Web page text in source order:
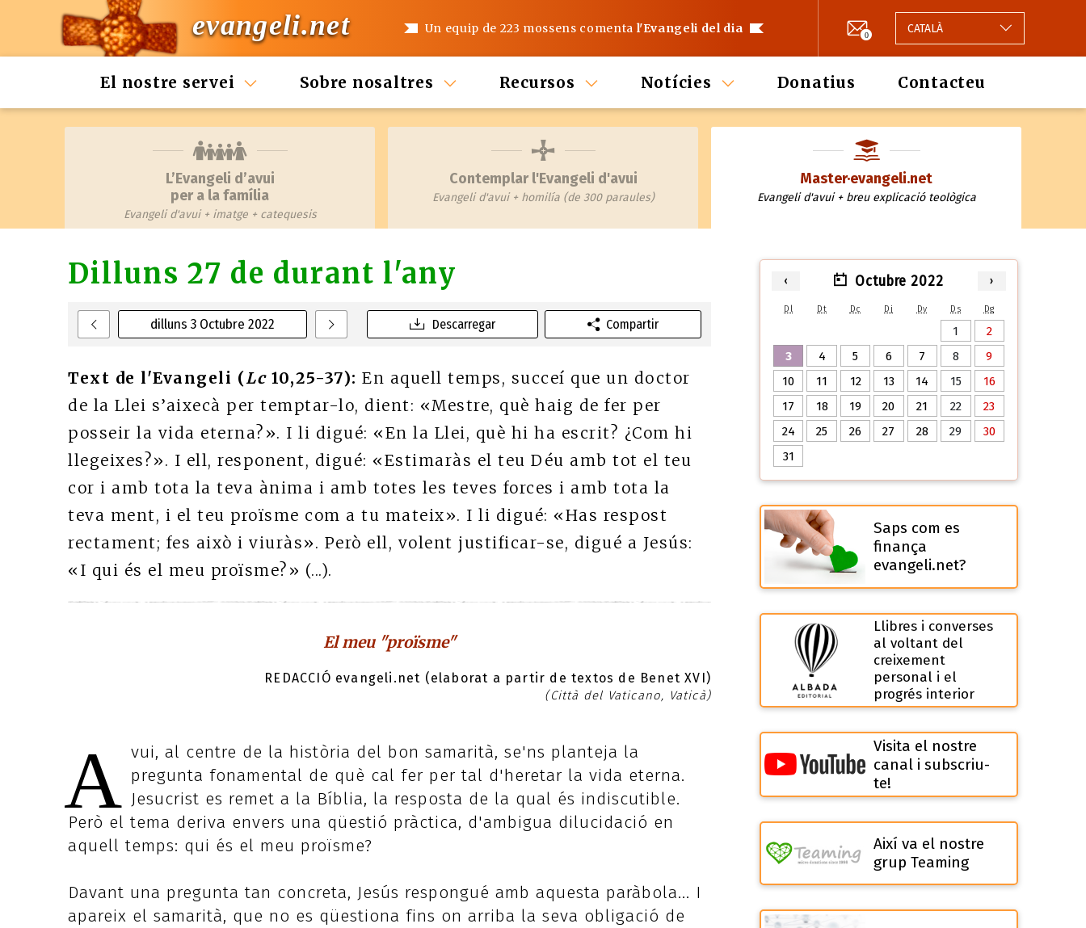
evangeli.net Un equip de 223 mossens comenta l'Evangeli del dia 0 CATALÀ
El nostre servei Sobre nosaltres Recursos Notícies Donatius Contacteu
L’Evangeli d’avui
per a la família
Evangeli d'avui + imatge + catequesis
Contemplar l'Evangeli d'avui
Evangeli d'avui + homilía (de 300 paraules)
Master·evangeli.net
Evangeli d'avui + breu explicació teològica
dilluns 3 Octubre 2022
Dilluns 27 de durant l'any
Descarregar Compartir
Text de l'Evangeli (Lc10,25-37): En aquell temps, succeí que un doctor
de la Llei s’aixecà per temptar-lo, dient: «Mestre, què haig de fer per
posseir la vida eterna?». I li digué: «En la Llei, què hi ha escrit? ¿Com hi
llegeixes?». I ell, responent, digué: «Estimaràs el teu Déu amb tot el teu
cor i amb tota la teva ànima i amb totes les teves forces i amb tota la
teva ment, i el teu proïsme com a tu mateix». I li digué: «Has respost
rectament; fes això i viuràs». Però ell, volent justificar-se, digué a Jesús:
«I qui és el meu proïsme?» (...).
El meu "proïsme"
REDACCIÓ evangeli.net (elaborat a partir de textos de Benet XVI)
(Città del Vaticano, Vaticà)
A vui, al centre de la història del bon samarità, se'ns planteja la
pregunta fonamental de què cal fer per tal d'heretar la vida eterna.
Jesucrist es remet a la Bíblia, la resposta de la qual és indiscutible.
Però el tema deriva envers una qüestió pràctica, d'ambigua dilucidació en
aquell temps: qui és el meu proïsme?
Davant una pregunta tan concreta, Jesús respongué amb aquesta paràbola... I
apareix el samarità, que no es qüestiona fins on arriba la seva obligació de
‹ Octubre 2022 ›
Dl Dt Dc Dj Dv Ds Dg
1
2
3
4 5 6 7 8
9
10
11 12 13 14 15
16
17
18 19 20 21 22
23
24
25 26 27 28 29
30
31
Saps com es
finança
evangeli.net?
Llibres i converses
al voltant del
creixement
personal i el
progrés interior
Visita el nostre
canal i subscriu-
te!
Així va el nostre
grup Teaming